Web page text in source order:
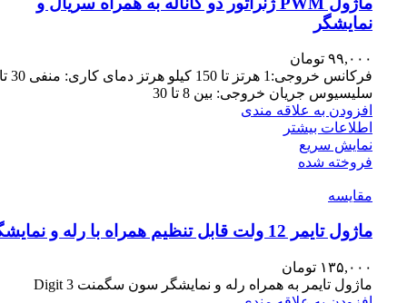
نمایشگر
۹۹,۰۰۰ تومان
سلیسیوس جریان خروجی: بین 8 تا 30
افزودن به علاقه مندی
اطلاعات بیشتر
نمایش سریع
فروخته شده
مقايسه
ماژول تایمر 12 ولت قابل تنظیم همراه با رله و نمایشگر
۱۳۵,۰۰۰ تومان
ماژول تایمر به همراه رله و نمایشگر سون سگمنت 3 Digit